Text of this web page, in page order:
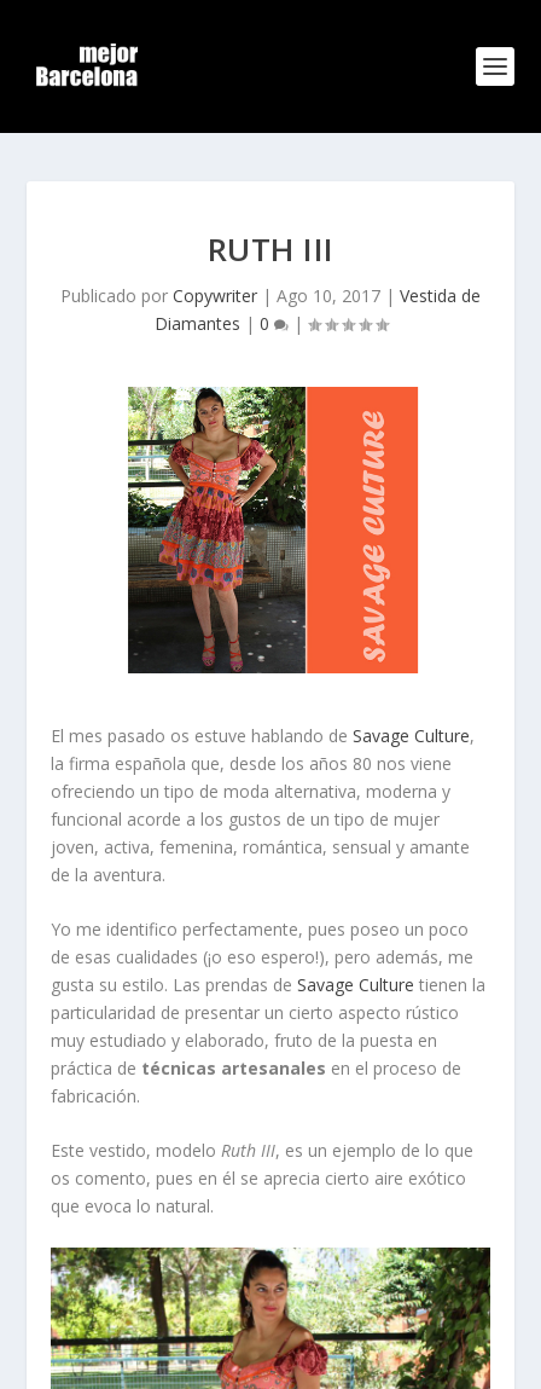
RUTH III
Publicado por Copywriter | Ago 10, 2017 | Vestida de
Diamantes | 0 |
El mes pasado os estuve hablando deSavage Culture,
la firma española que, desde los años 80 nos viene
ofreciendo un tipo de moda alternativa, moderna y
funcional acorde a los gustos de un tipo de mujer
joven, activa, femenina, romántica, sensual y amante
de la aventura.
Yo me identifico perfectamente, pues poseo un poco
de esas cualidades (¡o eso espero!), pero además, me
gusta su estilo. Las prendas deSavage Culture tienen la
particularidad de presentar un cierto aspecto rústico
muy estudiado y elaborado, fruto de la puesta en
práctica de técnicas artesanales en el proceso de
fabricación.
Este vestido, modeloRuth III, es un ejemplo de lo que
os comento, pues en él se aprecia cierto aire exótico
que evoca lo natural.